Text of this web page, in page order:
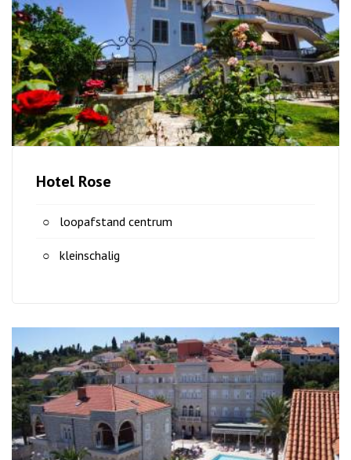
Hotel Rose
loopafstand centrum
kleinschalig